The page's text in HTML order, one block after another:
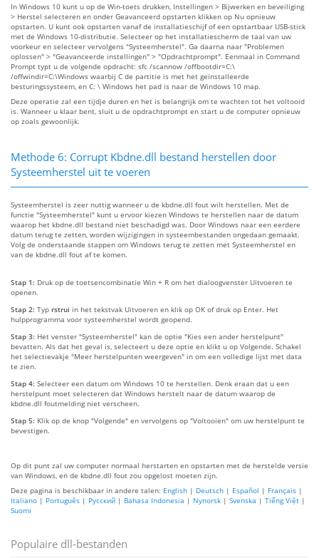
In Windows 10 kunt u op de Win-toets drukken, Instellingen > Bijwerken en beveiliging
> Herstel selecteren en onder Geavanceerd opstarten klikken op Nu opnieuw
opstarten. U kunt ook opstarten vanaf de installatieschijf of een opstartbaar USB-stick
met de Windows 10-distributie. Selecteer op het installatiescherm de taal van uw
voorkeur en selecteer vervolgens "Systeemherstel". Ga daarna naar "Problemen
oplossen" > "Geavanceerde instellingen" > "Opdrachtprompt". Eenmaal in Command
Prompt typt u de volgende opdracht: sfc /scannow /offbootdir=C:\
/offwindir=C:\Windows waarbij C de partitie is met het geïnstalleerde
besturingssysteem, en C: \ Windows het pad is naar de Windows 10 map.
Deze operatie zal een tijdje duren en het is belangrijk om te wachten tot het voltooid
is. Wanneer u klaar bent, sluit u de opdrachtprompt en start u de computer opnieuw
op zoals gewoonlijk.
Methode 6: Corrupt Kbdne.dll bestand herstellen door
Systeemherstel uit te voeren
Systeemherstel is zeer nuttig wanneer u de kbdne.dll fout wilt herstellen. Met de
functie "Systeemherstel" kunt u ervoor kiezen Windows te herstellen naar de datum
waarop het kbdne.dll bestand niet beschadigd was. Door Windows naar een eerdere
datum terug te zetten, worden wijzigingen in systeembestanden ongedaan gemaakt.
Volg de onderstaande stappen om Windows terug te zetten met Systeemherstel en
van de kbdne.dll fout af te komen.
Stap 1: Druk op de toetsencombinatie Win + R om het dialoogvenster Uitvoeren te
openen.
Stap 2: Typ rstrui in het tekstvak Uitvoeren en klik op OK of druk op Enter. Het
hulpprogramma voor systeemherstel wordt geopend.
Stap 3: Het venster "Systeemherstel" kan de optie "Kies een ander herstelpunt"
bevatten. Als dat het geval is, selecteert u deze optie en klikt u op Volgende. Schakel
het selectievakje "Meer herstelpunten weergeven" in om een volledige lijst met data
te zien.
Stap 4: Selecteer een datum om Windows 10 te herstellen. Denk eraan dat u een
herstelpunt moet selecteren dat Windows herstelt naar de datum waarop de
kbdne.dll foutmelding niet verscheen.
Stap 5: Klik op de knop "Volgende" en vervolgens op "Voltooien" om uw herstelpunt te
bevestigen.
Op dit punt zal uw computer normaal herstarten en opstarten met de herstelde versie
van Windows, en de kbdne.dll fout zou opgelost moeten zijn.
Deze pagina is beschikbaar in andere talen: English | Deutsch | Español | Français |
Italiano | Português | Русский | Bahasa Indonesia | Nynorsk | Svenska | Tiếng Việt |
Suomi
Populaire dll-bestanden